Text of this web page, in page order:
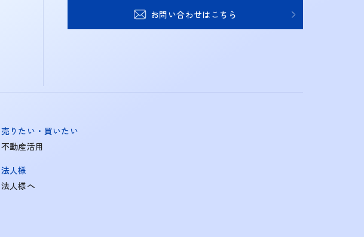
お問い合わせはこちら
売りたい・買いたい
不動産活用
法人様
法人様へ